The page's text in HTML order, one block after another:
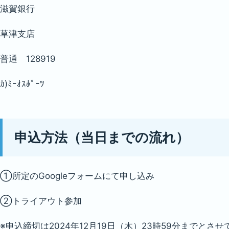
滋賀銀行
草津支店
普通 128919
ｶ)ﾐｰｵｽﾎﾟｰﾂ
申込方法（当日までの流れ）
①所定のGoogleフォームにて申し込み
②トライアウト参加
※申込締切は2024年12月19日（木）23時59分までとさせ